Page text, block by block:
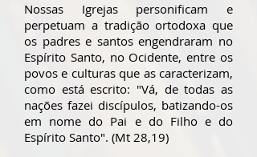
Nossas Igrejas personificam e
perpetuam a tradição ortodoxa que
os padres e santos engendraram no
Espírito Santo, no Ocidente, entre os
povos e culturas que as caracterizam,
como está escrito: "Vá, de todas as
nações fazei discípulos, batizando-os
em nome do Pai e do Filho e do
Espírito Santo". (Mt 28,19)